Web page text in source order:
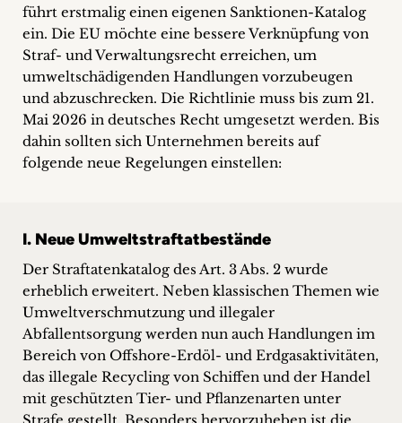
führt erstmalig einen eigenen Sanktionen-Katalog
ein. Die EU möchte eine bessere Verknüpfung von
Straf- und Verwaltungsrecht erreichen, um
umweltschädigenden Handlungen vorzubeugen
und abzuschrecken. Die Richtlinie muss bis zum 21.
Mai 2026 in deutsches Recht umgesetzt werden. Bis
dahin sollten sich Unternehmen bereits auf
folgende neue Regelungen einstellen:
I. Neue Umweltstraftatbestände
Der Straftatenkatalog des Art. 3 Abs. 2 wurde
erheblich erweitert. Neben klassischen Themen wie
Umweltverschmutzung und illegaler
Abfallentsorgung werden nun auch Handlungen im
Bereich von Offshore-Erdöl- und Erdgasaktivitäten,
das illegale Recycling von Schiffen und der Handel
mit geschützten Tier- und Pflanzenarten unter